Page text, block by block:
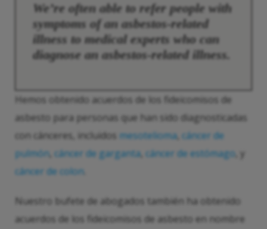
We’re often able to refer people with
symptoms of an asbestos-related
illness to medical experts who can
diagnose an asbestos-related illness.
Hemos obtenido acuerdos de los fideicomisos de
asbesto para personas que han sido diagnosticadas
con cánceres, incluidos mesotelioma, cáncer de
pulmón, cáncer de garganta, cáncer de estómago , y
cáncer de colon
Nuestro bufete de abogados también ha obtenido
acuerdos de los fideicomisos de asbesto en nombre